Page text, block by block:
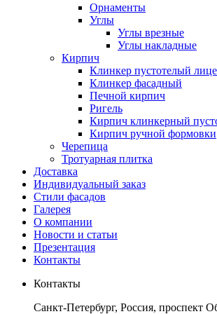
Орнаменты
Углы
Углы врезные
Углы накладные
Кирпич
Клинкер пустотелый
Клинкер фасадный
Печной кирпич
Ригель
Кирпич клинкерный
Кирпич ручной формовки
Черепица
Тротуарная плитка
Доставка
Индивидуальный заказ
Стили фасадов
Галерея
О компании
Новости и статьи
Презентация
Контакты
Контакты
Санкт-Петербург, Россия, проспект